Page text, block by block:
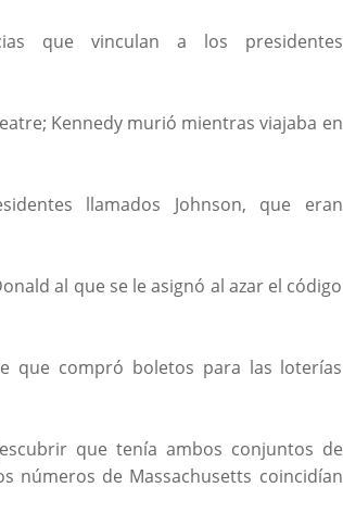
que vinculan a los presidentes
Kennedy murió mientras viajaba en
llamados Johnson, que eran
al que se le asignó al azar el código
que compró boletos para las loterías
que tenía ambos conjuntos de
números de Massachusetts coincidían